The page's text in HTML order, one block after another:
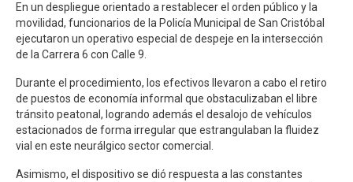
En un despliegue orientado a restablecer el orden público y la
movilidad, funcionarios de la Policía Municipal de San Cristóbal
ejecutaron un operativo especial de despeje en la intersección
de la Carrera 6 con Calle 9.
Durante el procedimiento, los efectivos llevaron a cabo el retiro
de puestos de economía informal que obstaculizaban el libre
tránsito peatonal, logrando además el desalojo de vehículos
estacionados de forma irregular que estrangulaban la fluidez
vial en este neurálgico sector comercial.
Asimismo, el dispositivo se dió respuesta a las constantes